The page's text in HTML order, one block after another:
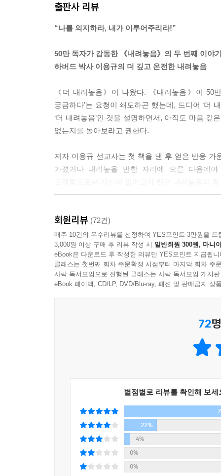
출판사 리뷰
“나를 의지하라, 내가 이루어주리라!”
50만 독자가 감동한 《내려놓음》의 두 번째 이야
하버드 박사 이용규의 더 깊고 온전한 내려놓음
《더 내려놓음》이 나왔다. 《내려놓음》이 50
궁금하다’는 요청이 쇄도하곤 했는데, 드디어 ‘더
‘더 내려놓음’인 것을 설명하면서, 아직도 마음
없는지를 돌아보라고 권한다.
저자 이용규 선교사는 첫 책을 낸 후 얻은 반응
가졌거나 내려놓을 만한 자리에 오른 다음에
편지 속에 있는 한 구절이다. “내가 그리스도와 함
것이라…”(갈라디아서 2장 20절 말씀)
즉, 저자가 내려놓음이란 단어를 사용한 이유는
하나님으로 채워진다”는 말은 “내 자아가 십자가
저자의 삶 속에서 체험한 삶의 예화로 풀어냈던 것
독자들이 이메일이나 상담 등을 통해 삶의 다양
저자는 그래서 《더 내려놓음》에서는 우선 ‘내
태도와 자신이 하나님 앞에서 옳다고 생각하는
하나님이 다루어주셨던 자기애와 자기의의 내
‘탕자의 비유’로 널리 알려진 누가복음 15장의
빠져들게 된다.
회원리뷰 (72건)
매주 10건의 우수리뷰를 선정하여 YES포인트 3만원을 드
3,000원 이상 구매 후 리뷰 작성 시 일반회원 300원, 마니
eBook은 다운로드 후 작성한 리뷰만 YES포인트 지급됩니
클래스는 첫번째 회차 주문확정 시점부터 마지막 회차 주
사락 독서모임으로 진행된 클래스는 사락 독서모임 게시
eBook 페이백, CD/LP, DVD/Blu-ray, 패션 및 판매금지 상
72
별점별로 리뷰를 확인해 보세
22%
4%
0%
0%